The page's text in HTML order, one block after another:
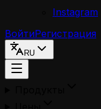
Instagram
ВойтиРегистрация
RU